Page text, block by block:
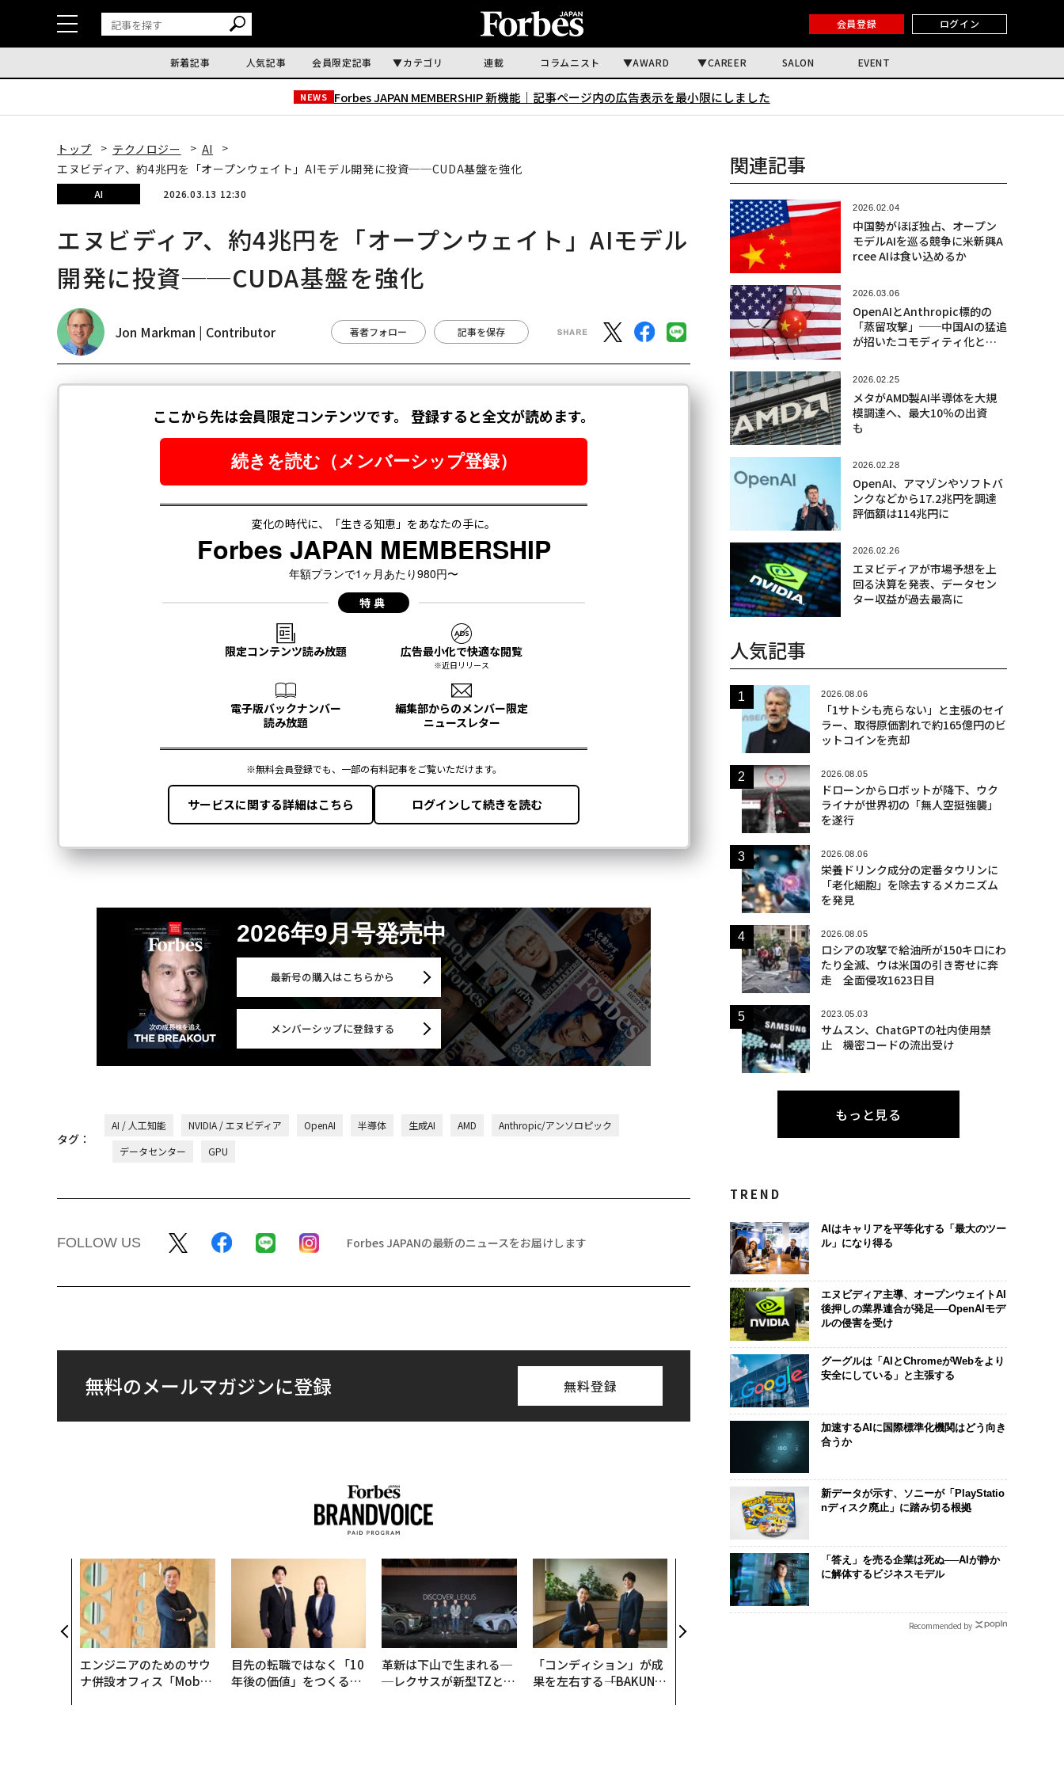
会員登録 ログイン
新着記事 人気記事 会員限定記事 カテゴリ 連載 コラムニスト AWARD CAREER SALON EVENT
NEWS Forbes JAPAN MEMBERSHIP 新機能｜ 記事ページ内の広告表示を最小限にしました
トップ テクノロジー
AI
エヌビディア、約4兆円を「オープンウェイト」AIモデル開発に投資──CUDA基盤を強化
AI 2026.03.13 12:30
エヌビディア、約4兆円を「オープンウェイト」AIモデル
開発に投資──CUDA基盤を強化
Jon Markman | Contributor 著者フォロー 記事を保存
2026年9月号発売中
最新号の購入はこちらから
メンバーシップに登録する
タグ：
AI / 人工知能 NVIDIA / エヌビディア OpenAI 半導体 生成AI AMD
Anthropic/アンソロピック
データセンター
GPU
FOLLOW US Forbes JAPANの最新のニュースをお届けします
無料のメールマガジンに登録 無料登録
エンジニアのためのサウ
ナ併設オフィス「Mobiu
目先の転職ではなく「10
年後の価値」をつくる─
革新は下山で生まれる─
─レクサスが新型TZとE
「コンディション」が成
果を左右する――「BAKUN
〈7.25(土)開催〉5年後
のキャリアに「戦略」は
あるか。トップエグゼク
ティブのキャリアに触れ
なぜ“眠っていた環境技
月島JFEアクアソリュー
学
関連記事
2026.02.04
中国勢がほぼ独占、オープン
モデルAIを巡る競争に米新興A
rcee AIは食い込めるか
2026.03.06
OpenAIとAnthropic標的の
「蒸留攻撃」──中国AIの猛追
が招いたコモディティ化との
2026.02.25
メタがAMD製AI半導体を大規
模調達へ、最大10％の出資
も
2026.02.28
OpenAI、アマゾンやソフトバ
ンクなどから17.2兆円を調達
評価額は114兆円に
2026.02.26
エヌビディアが市場予想を上
回る決算を発表、データセン
ター収益が過去最高に
人気記事
2026.08.06
「1サトシも売らない」と主張のセイ
ラー、取得原価割れで約165億円のビ
ットコインを売却
2026.08.05
ドローンからロボットが降下、ウク
ライナが世界初の「無人空挺強襲」
を遂行
2026.08.06
栄養ドリンク成分の定番タウリンに
「老化細胞」を除去するメカニズム
を発見
2026.08.05
ロシアの攻撃で給油所が150キロにわ
たり全滅、ウは米国の引き寄せに奔
走 全面侵攻1623日目
2023.05.03
サムスン、ChatGPTの社内使用禁
止 機密コードの流出受け
もっと見る
TREND
AIはキャリアを平等化する「最大のツー
ル」になり得る
エヌビディア主導、オープンウェイトAI
後押しの業界連合が発足──OpenAIモデ
ルの侵害を受け
グーグルは「AIとChromeがWebをより
安全にしている」と主張する
加速するAIに国際標準化機関はどう向き
合うか
新データが示す、ソニーが「PlayStatio
nディスク廃止」に踏み切る根拠
「答え」を売る企業は死ぬ──AIが静か
に解体するビジネスモデル
Recommended by